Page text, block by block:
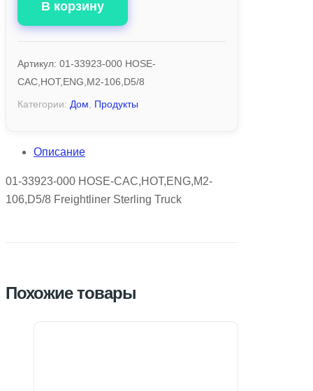
В корзину
Артикул: 01-33923-000 HOSE-
CAC,HOT,ENG,M2-106,D5/8
Категории: Дом Продукты
Описание
01-33923-000 HOSE-CAC,HOT,ENG,M2-
106,D5/8 Freightliner Sterling Truck
Похожие товары